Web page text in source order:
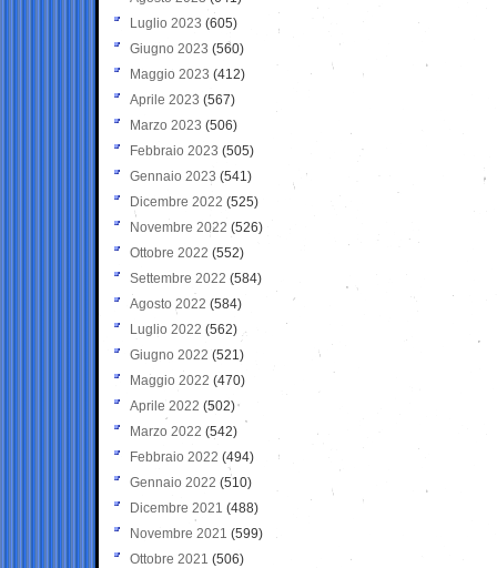
Luglio 2023 (605)
Giugno 2023 (560)
Maggio 2023 (412)
Aprile 2023 (567)
Marzo 2023 (506)
Febbraio 2023 (505)
Gennaio 2023 (541)
Dicembre 2022 (525)
Novembre 2022 (526)
Ottobre 2022 (552)
Settembre 2022 (584)
Agosto 2022 (584)
Luglio 2022 (562)
Giugno 2022 (521)
Maggio 2022 (470)
Aprile 2022 (502)
Marzo 2022 (542)
Febbraio 2022 (494)
Gennaio 2022 (510)
Dicembre 2021 (488)
Novembre 2021 (599)
Ottobre 2021 (506)